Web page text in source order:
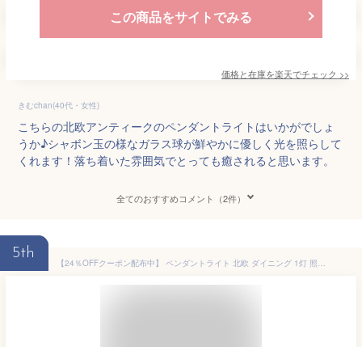
この商品をサイトでみる
価格と在庫を楽天でチェック >>
きむchan(40代・女性)
こちらの北欧アンティークのペンダントライトはいかがでしょ
うか♪シャボン玉の様なガラス球が鮮やかに優しく光を照らして
くれます！落ち着いた雰囲気でとっても癒されると思います。
全てのおすすめコメント（2件）
5th
【24％OFFクーポン配布中】 ペンダントライト 北欧 ダイニング 1灯 照明 ライト LED 電球対応 天井照明 リビング 照明 子供部屋 ダイニング用 食卓用 かわいい 6畳 8畳 おしゃれ ナチュラル モダン 寝室 リビング用 居間用 照明器具 ペンダントライトGiGi（ジジ）